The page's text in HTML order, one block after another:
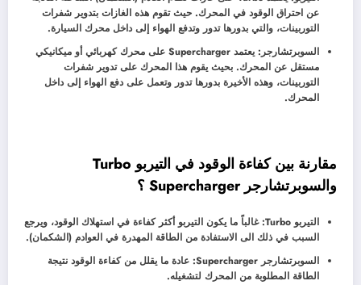
عن احتراق الوقود في المحرك. حيث تقوم هذه الغازات بتدوير شفرات
التوربينات، والتي بدورها تدور وتدفع الهواء إلى داخل محرك السيارة.
السوبرتشارجر: يعتمد Supercharger على محرك كهربائي أو ميكانيكي
مستقل عن المحرك. بحيث يقوم هذا المحرك على تدوير شفرات
التوربينات، وهذه الأخيرة بدورها تدور وتعمل على دفع الهواء إلى داخل
المحرك.
مقارنة بين كفاءة الوقود في التيربو Turbo
والسوبرتشارجر Supercharger ؟
التيربو Turbo: غالباً ما يكون التيربو أكثر كفاءة في استهلاك الوقود، ويرجع
السبب في ذلك الى الاستفادة من الطاقة المهدرة في العوادم (الشكمان).
السوبرتشارجر Supercharger: عادة ما يقلل من كفاءة الوقود نتيجة
الطاقة المطلوبة من المحرك لتشغيله.